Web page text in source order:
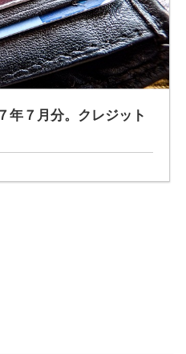
年７月分。クレジット